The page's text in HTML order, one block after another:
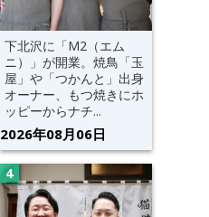
下北沢に「M2（エム
ニ）」が開業。焼鳥「玉
屋」や「つかんと」出身
オーナー、もつ焼きにホ
ッピーからナチ...
2026年08月06日